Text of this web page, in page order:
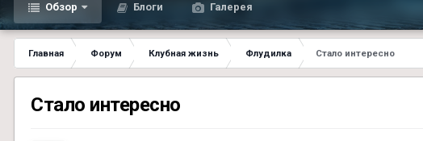
Обзор Блоги Галерея
Главная Форум Клубная жизнь Флудилка Стало интересно
Стало интересно